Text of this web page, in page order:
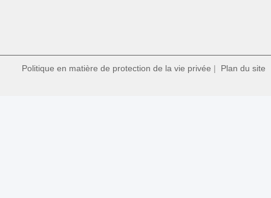
Politique en matière de protection de la vie privée | Plan du site